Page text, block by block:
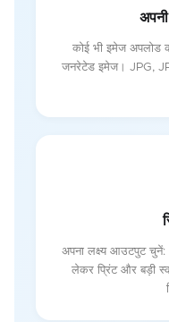
कोई भी इमेज अपलोड
जनरेटेड इमेज। JPG,
अपना लक्ष्य आउटपुट
लेकर प्रिंट और बड़ी